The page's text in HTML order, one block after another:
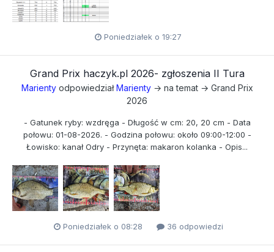
Poniedziałek o 19:27
Grand Prix haczyk.pl 2026- zgłoszenia II Tura
MarientyodpowiedziałMarienty→ na temat → Grand Prix
2026
- Gatunek ryby: wzdręga - Długość w cm: 20, 20 cm - Data
połowu: 01-08-2026. - Godzina połowu: około 09:00-12:00 -
Łowisko: kanał Odry - Przynęta: makaron kolanka - Opis...
Poniedziałek o 08:28 36 odpowiedzi